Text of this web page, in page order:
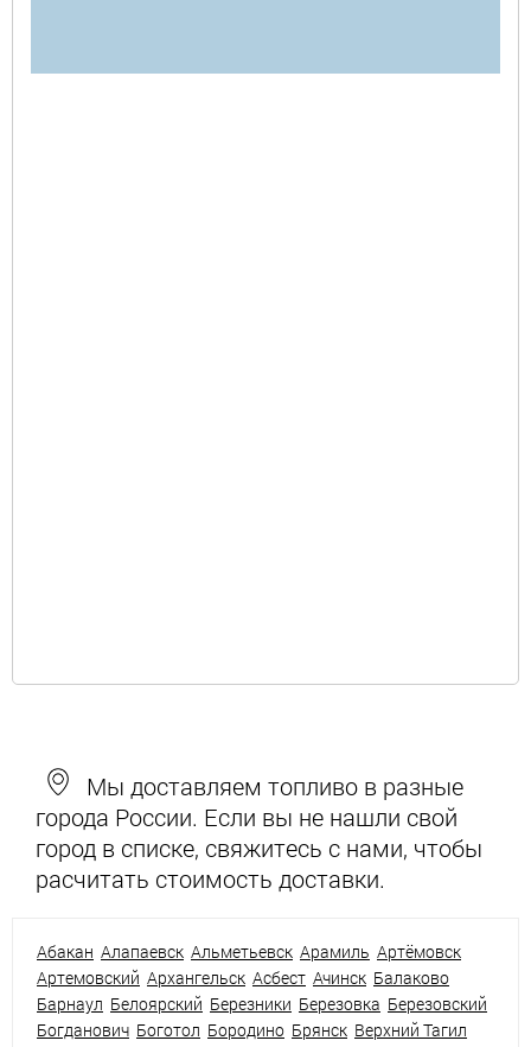
Мы доставляем топливо в разные
города России. Если вы не нашли свой
город в списке, свяжитесь с нами, чтобы
расчитать стоимость доставки.
Абакан Алапаевск Альметьевск Арамиль Артёмовск
Артемовский Архангельск Асбест Ачинск Балаково
Барнаул Белоярский Березники Березовка Березовский
Богданович Боготол Бородино Брянск Верхний Тагил